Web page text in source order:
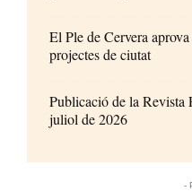
El Ple de Cervera
projectes de ciutat
Publicació de la Revista
juliol de 2026
-